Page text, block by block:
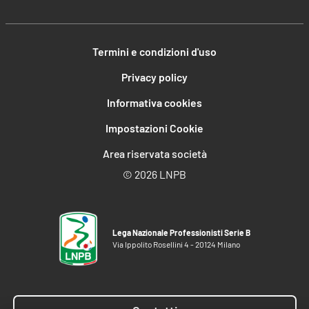
Termini e condizioni d'uso
Privacy policy
Informativa cookies
Impostazioni Cookie
Area riservata società
© 2026 LNPB
Lega Nazionale Professionisti Serie B
Via Ippolito Rosellini 4 - 20124 Milano